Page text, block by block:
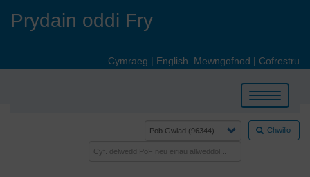
Prydain oddi Fry
Cymraeg | English Mewngofnod | Cofrestru
Toggle
navigation
Chwilio